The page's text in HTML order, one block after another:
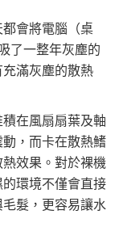
會將電腦（桌
了一整年灰塵的
滿灰塵的散熱
在風扇扇葉及軸
，而卡在散熱鰭
效果。對於裸機
環境不僅會直接
髮，更容易讓水